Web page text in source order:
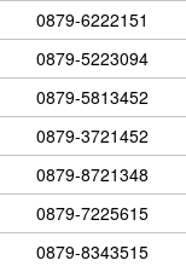
0879-6222151
0879-5223094
0879-5813452
0879-3721452
0879-8721348
0879-7225615
0879-8343515